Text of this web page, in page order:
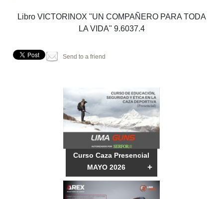
Libro VICTORINOX "UN COMPAÑERO PARA TODA
LA VIDA" 9.6037.4
Send to a friend
Curso Caza Presencial
MAYO 2026
+